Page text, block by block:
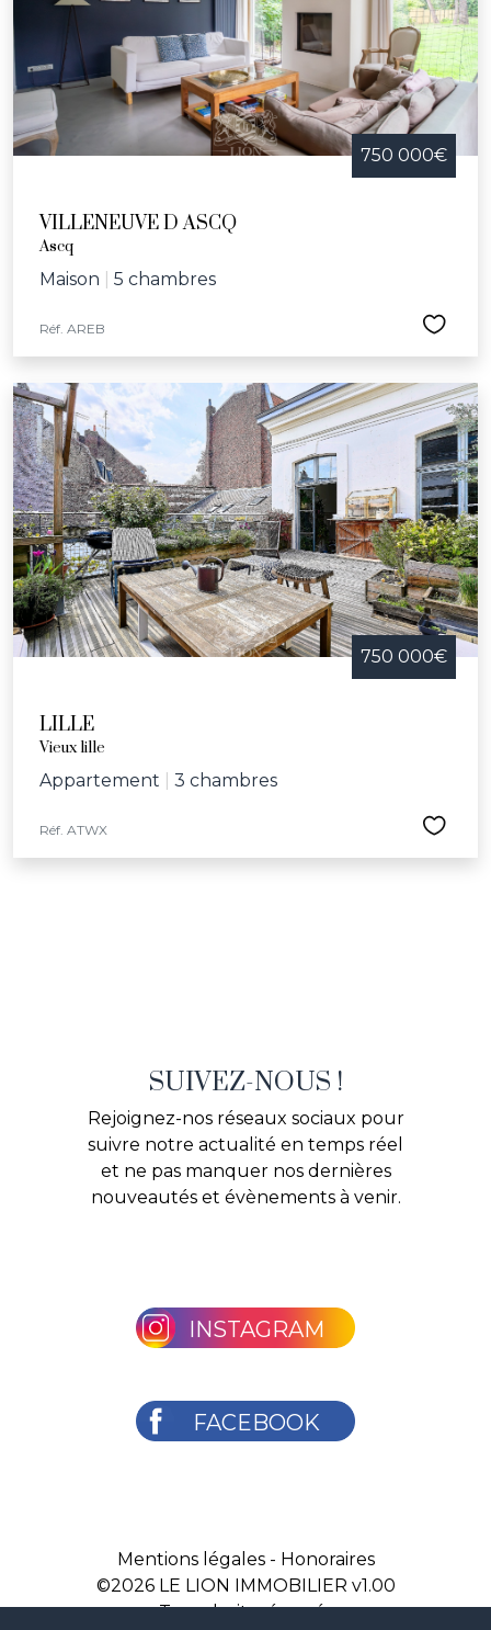
750 000€
VILLENEUVE D ASCQ
Ascq
Maison 5 chambres
Réf. AREB
750 000€
LILLE
Vieux lille
Appartement 3 chambres
Réf. ATWX
SUIVEZ-NOUS !
Rejoignez-nos réseaux sociaux pour
suivre notre actualité en temps réel
et ne pas manquer nos dernières
nouveautés et évènements à venir.
INSTAGRAM
FACEBOOK
Mentions légales- Honoraires
©2026 LE LION IMMOBILIER v1.00
Tous droits réservés